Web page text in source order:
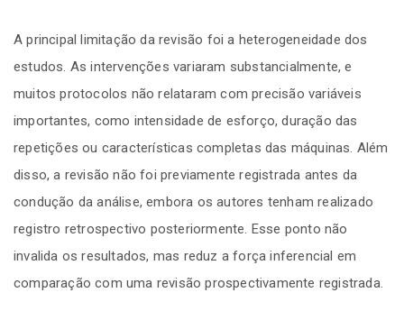
A principal limitação da revisão foi a heterogeneidade dos
estudos. As intervenções variaram substancialmente, e
muitos protocolos não relataram com precisão variáveis
importantes, como intensidade de esforço, duração das
repetições ou características completas das máquinas. Além
disso, a revisão não foi previamente registrada antes da
condução da análise, embora os autores tenham realizado
registro retrospectivo posteriormente. Esse ponto não
invalida os resultados, mas reduz a força inferencial em
comparação com uma revisão prospectivamente registrada.